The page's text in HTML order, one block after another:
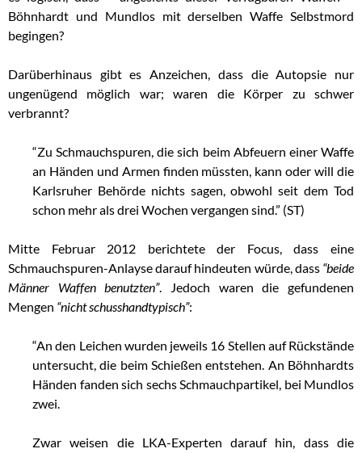
Böhnhardt und Mundlos mit derselben Waffe Selbstmord
begingen?
Darüberhinaus gibt es Anzeichen, dass die Autopsie nur
ungenügend möglich war; waren die Körper zu schwer
verbrannt?
“Zu Schmauchspuren, die sich beim Abfeuern einer Waffe
an Händen und Armen finden müssten, kann oder will die
Karlsruher Behörde nichts sagen, obwohl seit dem Tod
schon mehr als drei Wochen vergangen sind.” (ST)
Mitte Februar 2012 berichtete der Focus, dass eine
Schmauchspuren-Anlayse darauf hindeuten würde, dass “beide
Männer Waffen benutzten”. Jedoch waren die gefundenen
Mengen “nicht schusshandtypisch”:
“An den Leichen wurden jeweils 16 Stellen auf Rückstände
untersucht, die beim Schießen entstehen. An Böhnhardts
Händen fanden sich sechs Schmauchpartikel, bei Mundlos
zwei.
Zwar weisen die LKA-Experten darauf hin, dass die